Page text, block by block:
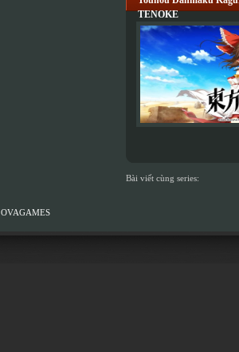
TENOKE
Bài viết cùng series:
OVAGAMES